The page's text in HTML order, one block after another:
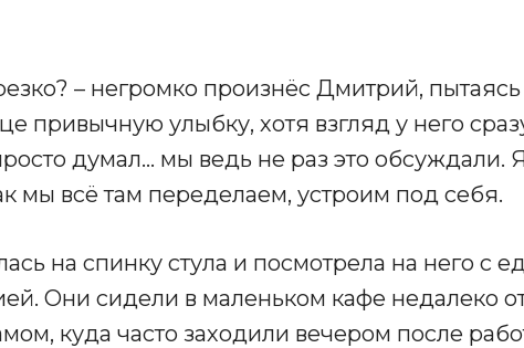
– негромко произнёс Дмитрий, пытаясь
привычную улыбку, хотя взгляд у него
думал… мы ведь не раз это обсуждали.
мы всё там переделаем, устроим под себя.
на спинку стула и посмотрела на него с
Они сидели в маленьком кафе недалеко
куда часто заходили вечером после